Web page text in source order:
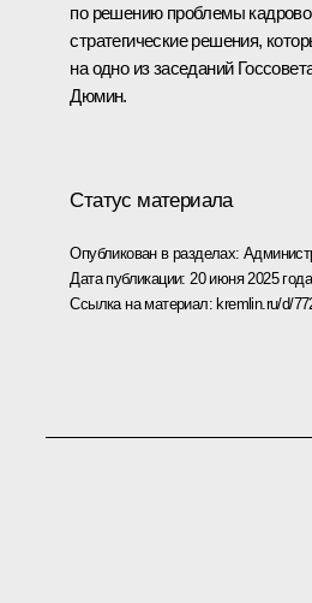
по решению проблемы
стратегические решения,
на одно из заседаний
Дюмин.
Статус материала
Опубликован в разделах:
Дата публикации: 20 июня 2025
Ссылка на материал: kremlin.ru/d/